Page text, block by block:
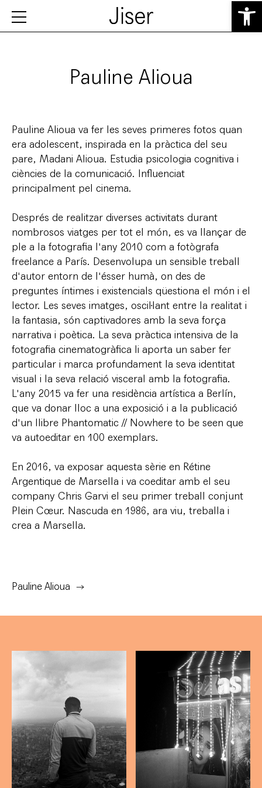
Obre la
Pauline Alioua
Pauline Alioua va fer les seves primeres fotos quan
era adolescent, inspirada en la pràctica del seu
pare, Madani Alioua. Estudia psicologia cognitiva i
ciències de la comunicació. Influenciat
principalment pel cinema.
Després de realitzar diverses activitats durant
nombrosos viatges per tot el món, es va llançar de
ple a la fotografia l'any 2010 com a fotògrafa
freelance a París. Desenvolupa un sensible treball
d'autor entorn de l'ésser humà, on des de
preguntes íntimes i existencials qüestiona el món i el
lector. Les seves imatges, oscil·lant entre la realitat i
la fantasia, són captivadores amb la seva força
narrativa i poètica. La seva pràctica intensiva de la
fotografia cinematogràfica li aporta un saber fer
particular i marca profundament la seva identitat
visual i la seva relació visceral amb la fotografia.
L'any 2015 va fer una residència artística a Berlín,
que va donar lloc a una exposició i a la publicació
d'un llibre Phantomatic // Nowhere to be seen que
va autoeditar en 100 exemplars.
En 2016, va exposar aquesta sèrie en Rétine
Argentique de Marsella i va coeditar amb el seu
company Chris Garvi el seu primer treball conjunt
Plein Cœur. Nascuda en 1986, ara viu, treballa i
crea a Marsella.
Pauline Alioua